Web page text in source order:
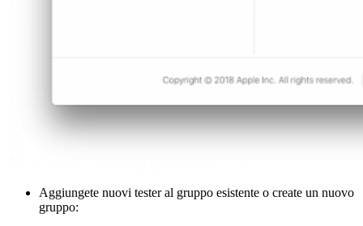
Aggiungete nuovi tester al gruppo esistente o create un nuovo
gruppo: